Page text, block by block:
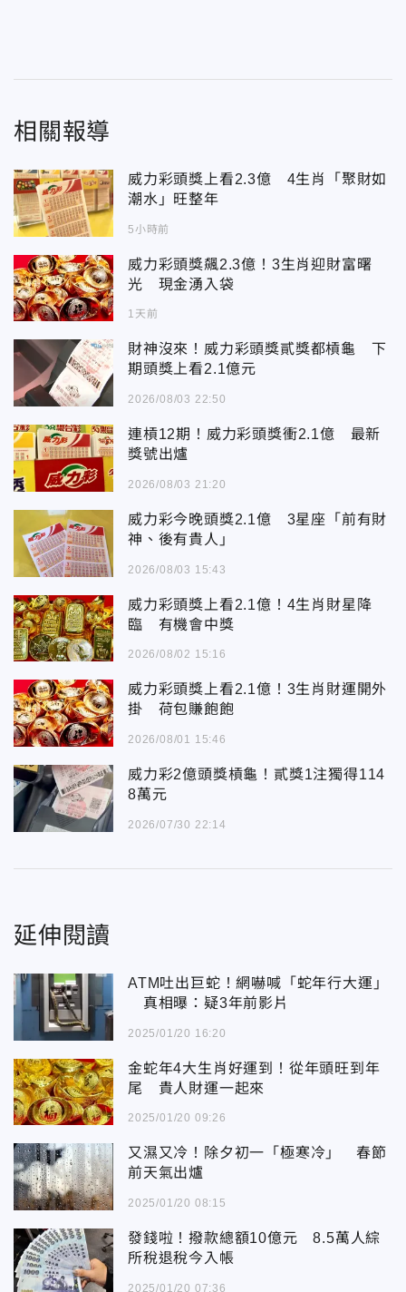
相關報導
威力彩頭獎上看2.3億 4生肖「聚財如
潮水」旺整年
5小時前
威力彩頭獎飆2.3億！3生肖迎財富曙
光 現金湧入袋
1天前
財神沒來！威力彩頭獎貳獎都槓龜 下
期頭獎上看2.1億元
2026/08/03 22:50
連槓12期！威力彩頭獎衝2.1億 最新
獎號出爐
2026/08/03 21:20
威力彩今晚頭獎2.1億 3星座「前有財
神、後有貴人」
2026/08/03 15:43
威力彩頭獎上看2.1億！4生肖財星降
臨 有機會中獎
2026/08/02 15:16
威力彩頭獎上看2.1億！3生肖財運開外
掛 荷包賺飽飽
2026/08/01 15:46
威力彩2億頭獎槓龜！貳獎1注獨得114
8萬元
2026/07/30 22:14
延伸閱讀
ATM吐出巨蛇！網嚇喊「蛇年行大運」
真相曝：疑3年前影片
2025/01/20 16:20
金蛇年4大生肖好運到！從年頭旺到年
尾 貴人財運一起來
2025/01/20 09:26
又濕又冷！除夕初一「極寒冷」 春節
前天氣出爐
2025/01/20 08:15
發錢啦！撥款總額10億元 8.5萬人綜
所稅退稅今入帳
2025/01/20 07:36